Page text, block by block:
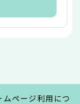
ムページ利用につ